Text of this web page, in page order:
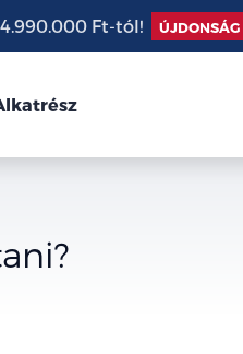
Ft-tól! ÚJDONSÁG